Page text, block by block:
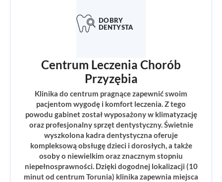
Centrum Leczenia Chorób
Przyzębia
Klinika do centrum pragnące zapewnić swoim
pacjentom wygodę i komfort leczenia. Z tego
powodu gabinet został wyposażony w klimatyzację
oraz profesjonalny sprzęt dentystyczny. Świetnie
wyszkolona kadra dentystyczna oferuje
kompleksową obsługę dzieci i dorosłych, a także
osoby o niewielkim oraz znacznym stopniu
niepełnosprawności. Dzięki dogodnej lokalizacji (10
minut od centrum Torunia) klinika zapewnia miejsca